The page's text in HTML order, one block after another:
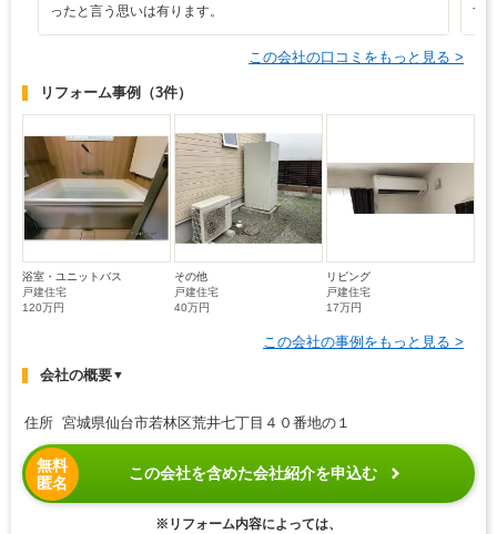
ったと言う思いは有ります。
す
この会社の口コミをもっと見る >
リフォーム事例 （3件）
浴室・ユニットバス
戸建住宅
120万円
その他
戸建住宅
40万円
リビング
戸建住宅
17万円
この会社の事例をもっと見る >
会社の概要▼
住所 宮城県仙台市若林区荒井七丁目４０番地の１
無料
匿名
この会社を含めた会社紹介を申込む
※リフォーム内容によっては、